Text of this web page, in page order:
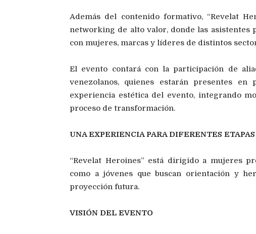
Además del contenido formativo, “Revelat
networking de alto valor, donde las asistentes
con mujeres, marcas y líderes de distintos
El evento contará con la participación de
venezolanos, quienes estarán presentes en
experiencia estética del evento, integrando
proceso de transformación.
UNA EXPERIENCIA PARA DIFERENTES
“Revelat Heroines” está dirigido a mujeres
como a jóvenes que buscan orientación y
proyección futura.
VISIÓN DEL EVENTO